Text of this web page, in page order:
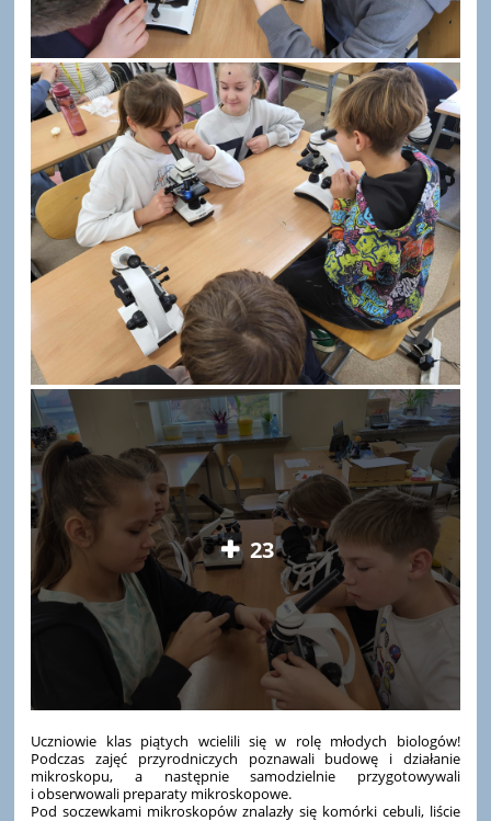
23
Uczniowie klas piątych wcielili się w rolę młodych biologów!
Podczas zajęć przyrodniczych poznawali budowę i działanie
mikroskopu, a następnie samodzielnie przygotowywali
i obserwowali preparaty mikroskopowe.
Pod soczewkami mikroskopów znalazły się komórki cebuli, liście